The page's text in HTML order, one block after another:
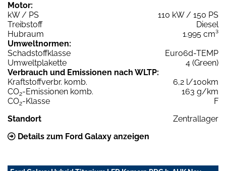
Motor:
kW / PS
110 kW / 150 PS
Treibstoff
Diesel
Hubraum
1.995 cm³
Umweltnormen:
Schadstoffklasse
Euro6d-TEMP
Umweltplakette
4 (Green)
Verbrauch und Emissionen nach WLTP:
Kraftstoffverbr. komb.
6,2 l/100km
CO2-Emissionen komb.
163 g/km
CO2-Klasse
F
Standort
Zentrallager
Details zum Ford Galaxy anzeigen